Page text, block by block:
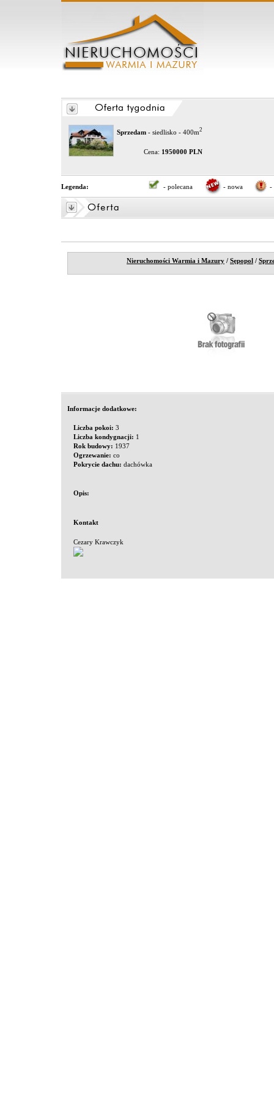
Sprzedam - siedlisko - 400m2
Cena: 1950000 PLN
Legenda: - polecana - nowa -
Nieruchomości Warmia i Mazury / Sępopol /
Informacje dodatkowe:
Liczba pokoi: 3
Liczba kondygnacji: 1
Rok budowy: 1937
Ogrzewanie: co
Pokrycie dachu: dachówka
Opis:
Kontakt
Cezary Krawczyk